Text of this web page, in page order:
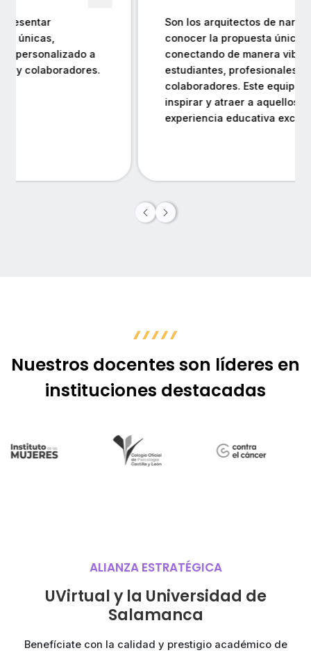
Son los arquitectos de narrativas que dan a
conocer la propuesta única de UVirtual,
conectando de manera vibrante con
estudiantes, profesionales y
colaboradores. Este equipo se esfuerza por
inspirar y atraer a aquellos que buscan una
experiencia educativa excepcional.
Nuestros docentes son líderes en
instituciones destacadas
ALIANZA ESTRATÉGICA
UVirtual y la Universidad de
Salamanca
Benefíciate con la calidad y prestigio académico de